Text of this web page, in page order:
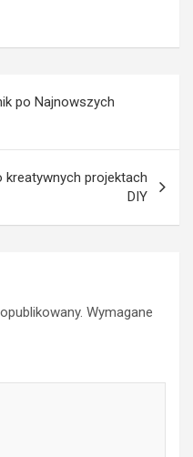
po Najnowszych
projektach
DIY
Wymagane